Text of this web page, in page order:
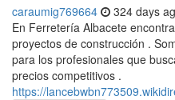
caraumig769664 324 days
En Ferretería Albacete
proyectos de construcción .
para los profesionales que
precios competitivos .
https://